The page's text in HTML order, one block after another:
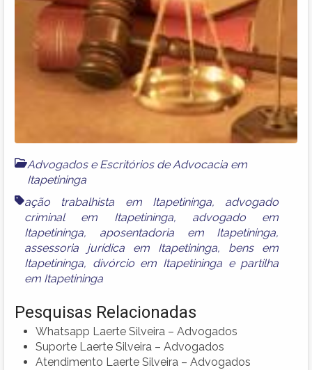
Advogados e Escritórios de Advocacia em
Itapetininga
ação trabalhista em Itapetininga, advogado
criminal em Itapetininga, advogado em
Itapetininga, aposentadoria em Itapetininga,
assessoria jurídica em Itapetininga, bens em
Itapetininga, divórcio em Itapetininga e partilha
em Itapetininga
Pesquisas Relacionadas
Whatsapp Laerte Silveira – Advogados
Suporte Laerte Silveira – Advogados
Atendimento Laerte Silveira – Advogados